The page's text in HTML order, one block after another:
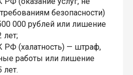
безопасности)
000 рублей или лишение
лет;
РФ (халатность) — штраф,
работы или лишение
лет.